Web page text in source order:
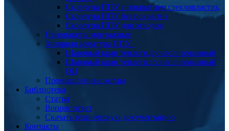
Скорлупа ППУ с покрытием стеклопластик
Скорлупа ППУ без покрытия
Скорлупа ППУ для отводов
Пенопакеты монтажные
Запорная арматура ППУ
Шаровый кран теплогидроизолированный
Шаровый кран теплогидроизолированный
ОЦ
Промышленные котлы
Библиотека
Статьи
Вопрос ответ
Скачать техническую документацию
Контакты